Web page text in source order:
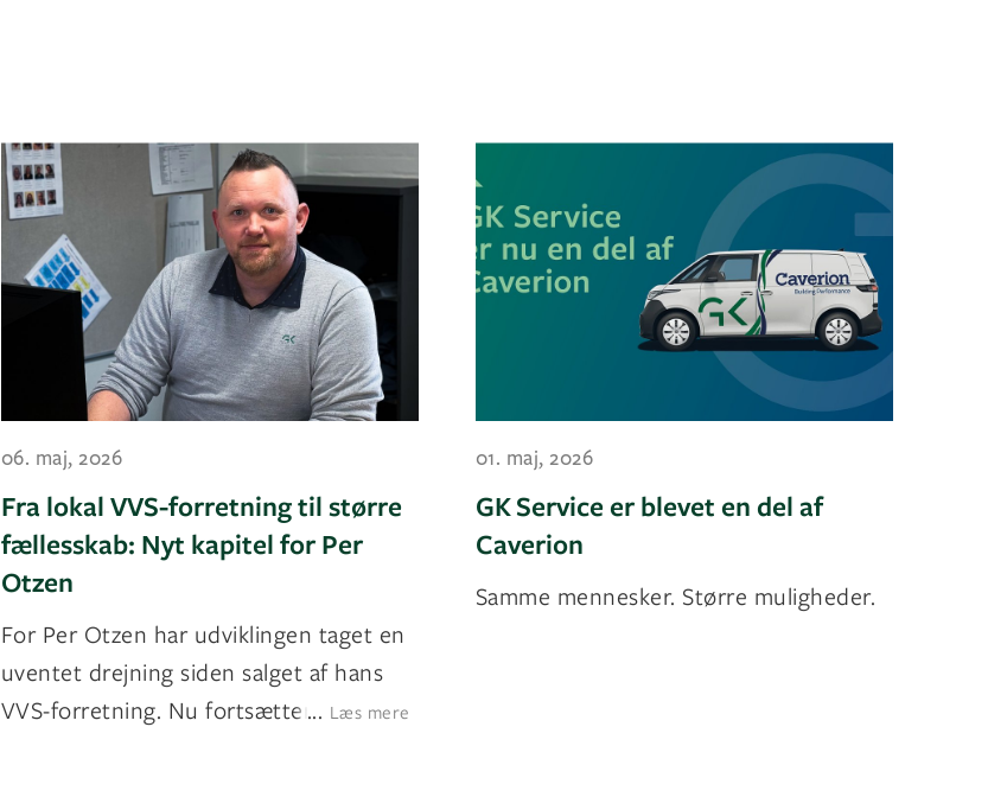
06. maj, 2026
Fra lokal VVS-forretning til større
fællesskab: Nyt kapitel for Per
Otzen
For Per Otzen har udviklingen taget en
uventet drejning siden salget af hans
VVS-forretning. Nu fortsætter han
... Læs mere
01. maj, 2026
GK Service er blevet en del af
Caverion
Samme mennesker. Større muligheder.